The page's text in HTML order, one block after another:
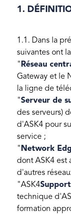
1.
1.1. Dans la
suivantes ont
" Réseau
Gateway et le
la ligne de
"Serveur de
des serveurs)
d'ASK4 pour
service ;
" Network
dont ASK4 est
d'autres
"ASK4Support
technique
formation